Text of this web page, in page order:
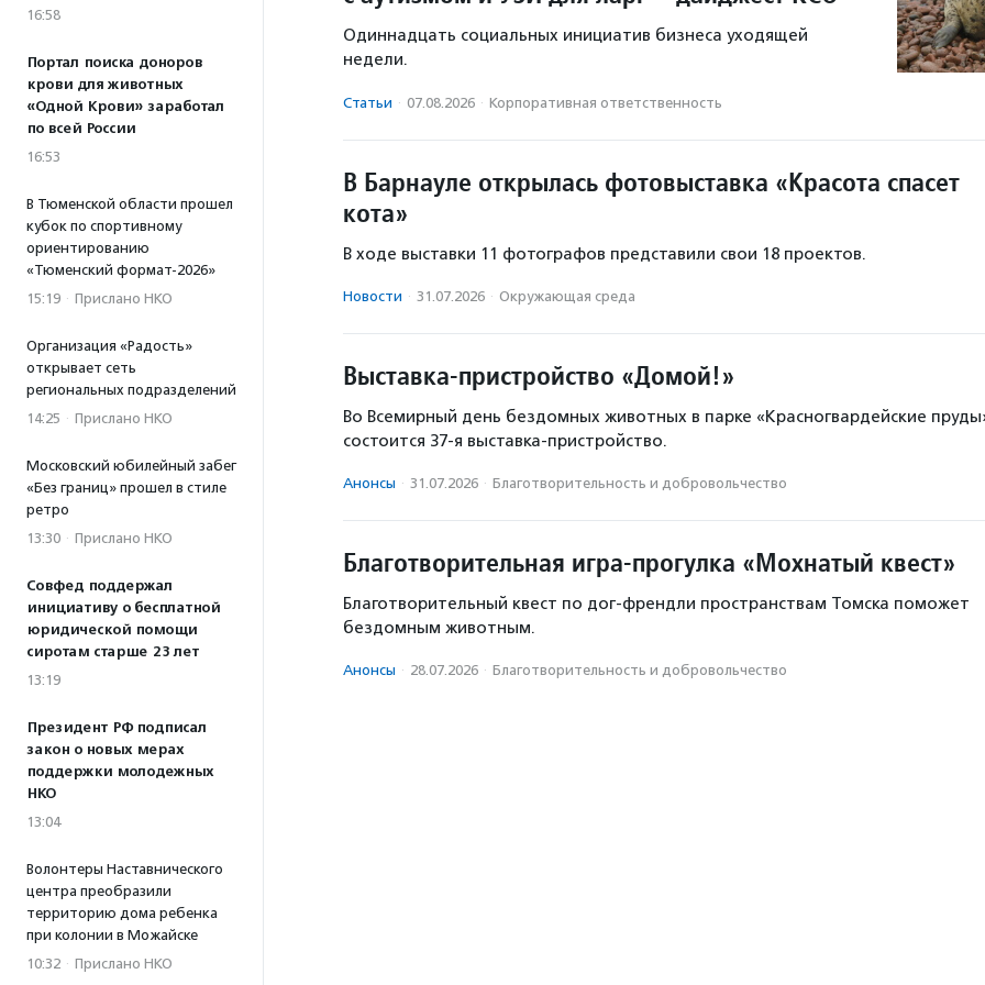
16:58
Портал поиска доноров
крови для животных
«Одной Крови» заработал
по всей России
16:53
В Тюменской области прошел
кубок по спортивному
ориентированию
«Тюменский формат-2026»
15:19 · Прислано НКО
Организация «Радость»
открывает сеть
региональных подразделений
14:25 · Прислано НКО
Московский юбилейный забег
«Без границ» прошел в стиле
ретро
13:30 · Прислано НКО
Совфед поддержал
инициативу о бесплатной
юридической помощи
сиротам старше 23 лет
13:19
Президент РФ подписал
закон о новых мерах
поддержки молодежных
НКО
13:04
Волонтеры Наставнического
центра преобразили
территорию дома ребенка
при колонии в Можайске
10:32 · Прислано НКО
Одиннадцать социальных инициатив бизнеса уходящей
недели.
Статьи · 07.08.2026 · Корпоративная ответственность
В Барнауле открылась фотовыставка «Красота спасет
кота»
В ходе выставки 11 фотографов представили свои 18 проектов.
Новости · 31.07.2026 · Окружающая среда
Выставка-пристройство «Домой!»
Во Всемирный день бездомных животных в парке «Красногвардейские
состоится 37-я выставка-пристройство.
Анонсы · 31.07.2026 · Благотвори­тель­ность и доброволь­чест­во
Благотворительная игра-прогулка «Мохнатый квест»
Благотворительный квест по дог-френдли пространствам Томска поможет
бездомным животным.
Анонсы · 28.07.2026 · Благотвори­тель­ность и доброволь­чест­во